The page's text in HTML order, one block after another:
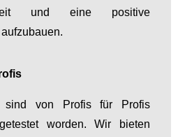
und eine positive
sind von Profis für Profis
worden. Wir bieten